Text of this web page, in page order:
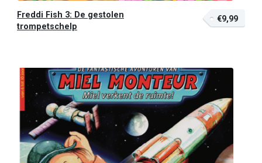
Freddi Fish 3: De gestolen
trompetschelp
€9,99